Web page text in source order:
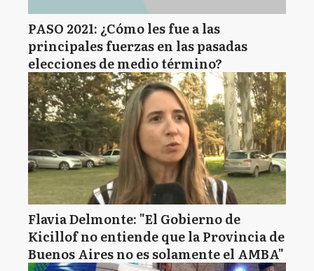
PASO 2021: ¿Cómo les fue a las
principales fuerzas en las pasadas
elecciones de medio término?
Flavia Delmonte: "El Gobierno de
Kicillof no entiende que la Provincia de
Buenos Aires no es solamente el AMBA"